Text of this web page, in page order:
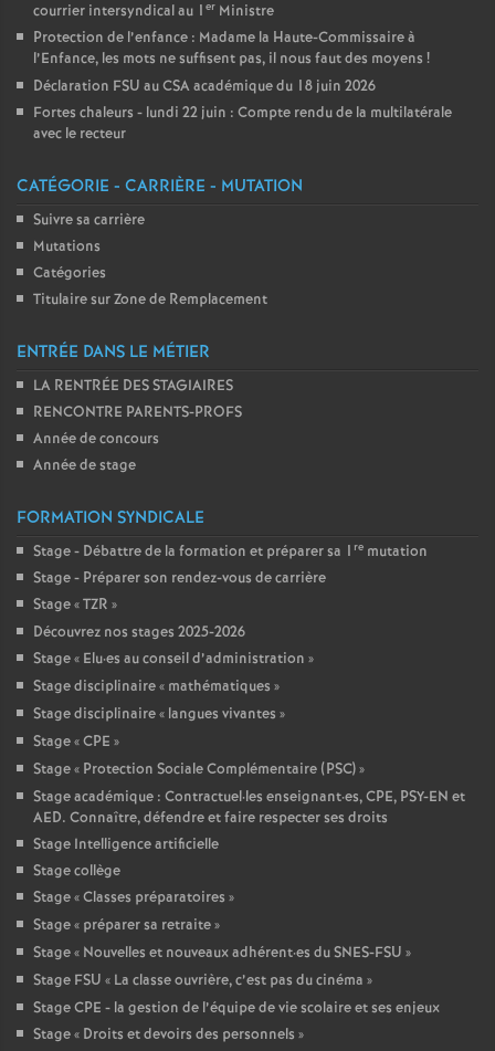
courrier intersyndical au 1 er Ministre
Protection de l’enfance : Madame la Haute-Commissaire à
l’Enfance, les mots ne suffisent pas, il nous faut des moyens !
Déclaration FSU au CSA académique du 18 juin 2026
Fortes chaleurs - lundi 22 juin : Compte rendu de la multilatérale
avec le recteur
CATÉGORIE - CARRIÈRE - MUTATION
Suivre sa carrière
Mutations
Catégories
Titulaire sur Zone de Remplacement
ENTRÉE DANS LE MÉTIER
LA RENTRÉE DES STAGIAIRES
RENCONTRE PARENTS-PROFS
Année de concours
Année de stage
FORMATION SYNDICALE
Stage - Débattre de la formation et préparer sa 1 re mutation
Stage - Préparer son rendez-vous de carrière
Stage «TZR »
Découvrez nos stages 2025-2026
Stage « Elu·es au conseil d’administration »
Stage disciplinaire « mathématiques »
Stage disciplinaire « langues vivantes »
Stage «CPE »
Stage « Protection Sociale Complémentaire (PSC)»
Stage académique : Contractuel·les enseignant·es, CPE, PSY-EN et
AED. Connaître, défendre et faire respecter ses droits
Stage Intelligence artificielle
Stage collège
Stage «Classes préparatoires »
Stage « préparer sa retraite»
Stage « Nouvelles et nouveaux adhérent·es du SNES-FSU »
Stage FSU « La classe ouvrière, c’est pas du cinéma »
Stage CPE - la gestion de l’équipe de vie scolaire et ses enjeux
Stage « Droits et devoirs des personnels »